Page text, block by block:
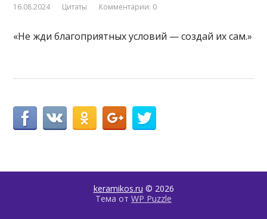
16.08.2024 Цитаты Комментарии: 0
«Не жди благоприятных условий — создай их сам.»
keramikos.ru © 2026
Тема от WP Puzzle